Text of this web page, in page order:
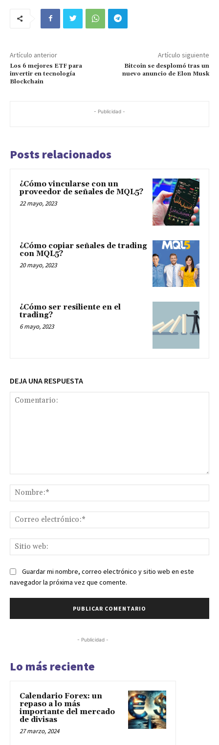
Artículo anterior
Los 6 mejores ETF para
invertir en tecnología
Blockchain
Artículo siguiente
Bitcoin se desplomó tras un
nuevo anuncio de Elon Musk
- Publicidad -
Posts relacionados
¿Cómo vincularse con un
proveedor de señales de MQL5?
22 mayo, 2023
¿Cómo copiar señales de trading
con MQL5?
20 mayo, 2023
¿Cómo ser resiliente en el
trading?
6 mayo, 2023
DEJA UNA RESPUESTA
Guardar mi nombre, correo electrónico y sitio web en este
navegador la próxima vez que comente.
- Publicidad -
Lo más reciente
Calendario Forex: un
repaso a lo más
importante del mercado
de divisas
27 marzo, 2024